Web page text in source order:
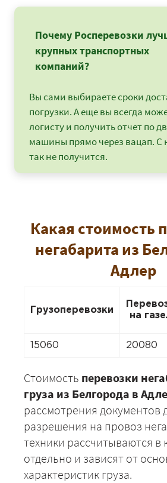
Почему Росперевозки
крупных транспортных
компаний?
Вы сами выбираете сроки
погрузки. А еще вы всегда
логисту и получить отчет по
машины прямо через вацап. С
так не получится.
Какая стоимость
негабарита из
Адлер
Грузоперевозки
на
15060 20080
Стоимость перевозки
груза из Белгорода в
рассмотрения документов
разрешения на провоз
техники рассчитываются в
отдельно и зависят от
характеристик груза.